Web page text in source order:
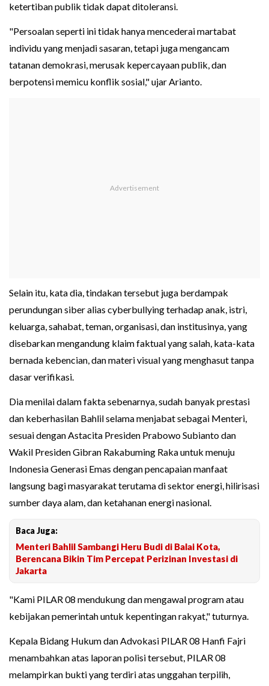
ketertiban publik tidak dapat ditoleransi.
"Persoalan seperti ini tidak hanya mencederai martabat
individu yang menjadi sasaran, tetapi juga mengancam
tatanan demokrasi, merusak kepercayaan publik, dan
berpotensi memicu konflik sosial," ujar Arianto.
Selain itu, kata dia, tindakan tersebut juga berdampak
perundungan siber alias cyberbullying terhadap anak, istri,
keluarga, sahabat, teman, organisasi, dan institusinya, yang
disebarkan mengandung klaim faktual yang salah, kata-kata
bernada kebencian, dan materi visual yang menghasut tanpa
dasar verifikasi.
Dia menilai dalam fakta sebenarnya, sudah banyak prestasi
dan keberhasilan Bahlil selama menjabat sebagai Menteri,
sesuai dengan Astacita Presiden Prabowo Subianto dan
Wakil Presiden Gibran Rakabuming Raka untuk menuju
Indonesia Generasi Emas dengan pencapaian manfaat
langsung bagi masyarakat terutama di sektor energi, hilirisasi
sumber daya alam, dan ketahanan energi nasional.
Baca Juga:
Menteri Bahlil Sambangi Heru Budi di Balai Kota,
Berencana Bikin Tim Percepat Perizinan Investasi di
Jakarta
"Kami PILAR 08 mendukung dan mengawal program atau
kebijakan pemerintah untuk kepentingan rakyat," tuturnya.
Kepala Bidang Hukum dan Advokasi PILAR 08 Hanfi Fajri
menambahkan atas laporan polisi tersebut, PILAR 08
melampirkan bukti yang terdiri atas unggahan terpilih,